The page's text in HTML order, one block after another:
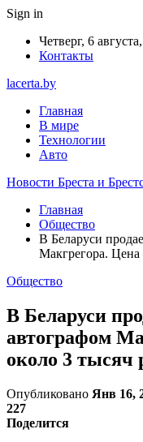
Sign in
Четверг, 6
Контакты
lacerta.by
Главная
В мире
Технологии
Авто
Новости Бреста и
Главная
Общество
В Беларуси
Макгрегора.
Общество
В Беларуси
автографом
около 3 тысяч
Опубликовано Янв 16,
227
Поделится